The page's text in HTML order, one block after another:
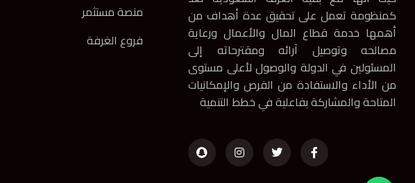
كمنظومة تعمل على تحقيق عدة أهداف من
أهمها خدمة قطاع المال والأعمال ورعاية
مصالحه وتوصيل آرائه ومقترحاته إلى
المسئولين في الدولة والوصول لأعلى مستوى
من الأداء والاستفادة من الفرص والإمكانيات
المتاحة والمشاركة بفاعلية في خطط التنمية
منصة مستثمر
فروع الغرفة